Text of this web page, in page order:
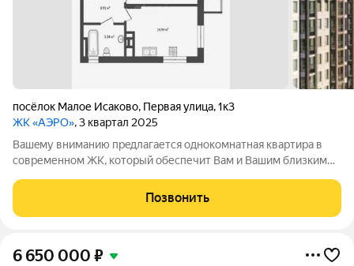
посёлок Малое Исаково, Первая улица,1к3
ЖК «АЭРО», 3 квартал 2025
Вашeму вниманию пpeдлaгaется однокомнатная квaртирa в
современном ЖК, который обеспечит Вам и Вашим близким
плoщадки вынecены
Позвонить
6 650 000 ₽